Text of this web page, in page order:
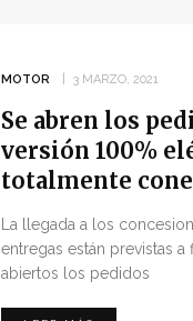
MOTOR 3 MARZO, 2021
Se abren los
versión 100%
totalmente
La llegada a los
entregas están previstas a
abiertos los pedidos